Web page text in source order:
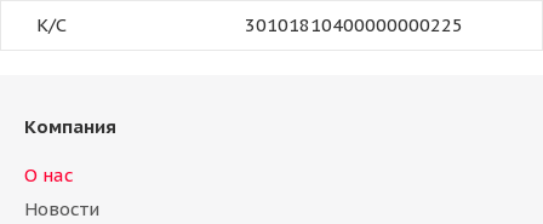
К/С 30101810400000000225
Компания
О нас
Новости